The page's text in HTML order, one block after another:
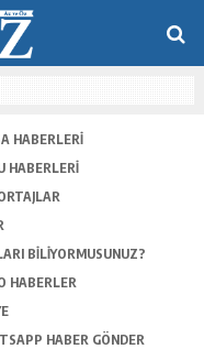
HABERLERI
HABERLERI
BILIYORMUSUNUZ?
HABERLER
HABER GÖNDER